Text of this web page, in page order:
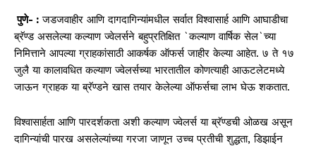
पुणे- : जडजवाहीर आणि दागदागिन्यांमधील सर्वात विश्वासार्ह आणि आघाडीचा
ब्रॅण्ड असलेल्या कल्याण ज्वेलर्सने बहुप्रतिक्षित `कल्याण वार्षिक सेल`च्या
निमित्ताने आपल्या ग्राहकांसाठी आकर्षक ऑफर्स जाहीर केल्या आहेत. ७ ते १७
जुलै या कालावधित कल्याण ज्वेलर्सच्या भारतातील कोणत्याही आऊटलेटमध्ये
जाऊन ग्राहक या ब्रॅण्डने खास तयार केलेल्या ऑफर्सचा लाभ घेऊ शकतात.
विश्वासार्हता आणि पारदर्शकता अशी कल्याण ज्वेलर्स या ब्रॅण्डची ओळख असून
दागिन्यांची पारख असलेल्यांच्या गरजा जाणून उच्च प्रतीची शुद्धता, डिझाईन